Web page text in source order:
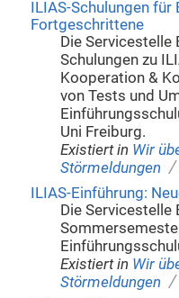
ILIAS-Schulungen für
Fortgeschrittene
Die Servicestelle
Schulungen zu
Kooperation &
von Tests und
Uni Freiburg.
Existiert in Wir
Störmeldungen /
ILIAS-Einführung:
Die Servicestelle
Existiert in Wir
Störmeldungen /